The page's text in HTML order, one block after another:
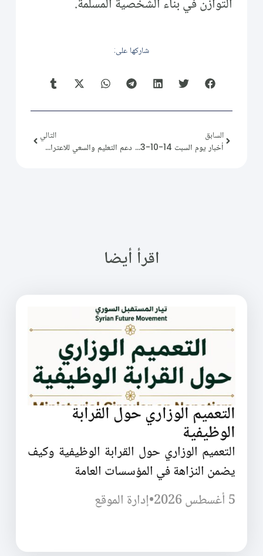
شاركها على:
السابق
أخبار يوم السبت 14-10-2023
التالي
دعم التعليم والسعي للاعتراف .. من أبرز عناوين زيارة رئيس التيار لرئاسة جامعة النهضة
اقرأ أيضا
التعميم الوزاري حول القرابة
الوظيفية
التعميم الوزاري حول القرابة الوظيفية وكيف
يضمن النزاهة في المؤسسات العامة
5 أغسطس 2026
•إدارة الموقع